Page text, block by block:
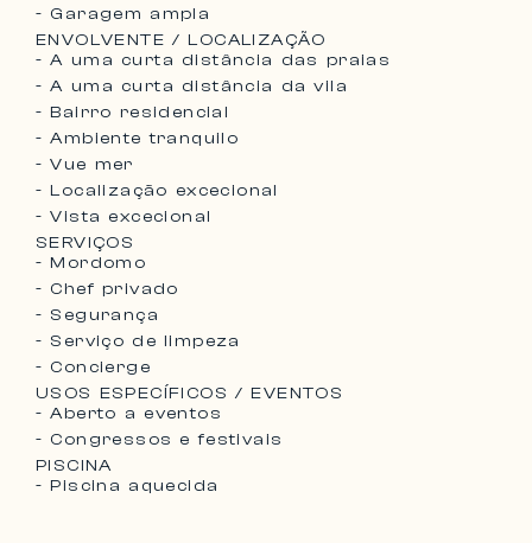
- Garagem ampla
ENVOLVENTE / LOCALIZAÇÃO
- A uma curta distância das praias
- A uma curta distância da vila
- Bairro residencial
- Ambiente tranquilo
- Vue mer
- Localização excecional
- Vista excecional
SERVIÇOS
- Mordomo
- Chef privado
- Segurança
- Serviço de limpeza
- Concierge
USOS ESPECÍFICOS / EVENTOS
- Aberto a eventos
- Congressos e festivais
PISCINA
- Piscina aquecida